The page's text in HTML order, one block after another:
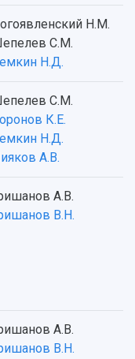
кампус
Н.М.
С.М.
Н.Д.
С.М.
К.Е.
Н.Д.
А.В.
А.В.
В.Н.
А.В.
В.Н.